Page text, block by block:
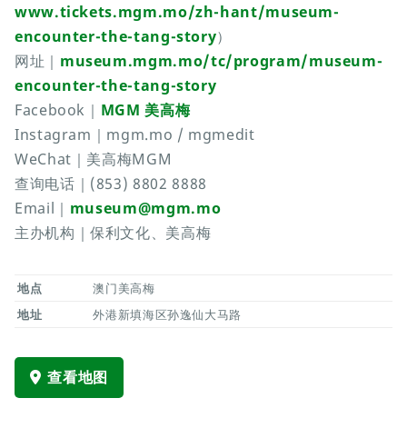
www.tickets.mgm.mo/zh-hant/museum-
encounter-the-tang-story）
网址｜ museum.mgm.mo/tc/program/museum-
encounter-the-tang-story
Facebook｜ MGM 美高梅
Instagram｜mgm.mo / mgmedit
WeChat｜美高梅MGM
查询电话｜(853) 8802 8888
Email｜ museum@mgm.mo
主办机构｜保利文化、美高梅
地点
澳门美高梅
地址
外港新填海区孙逸仙大马路
查看地图